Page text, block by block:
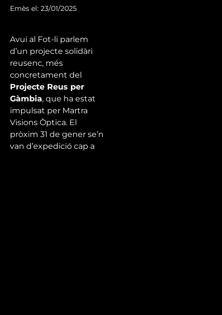
Emès el: 23/01/2025
Avui al Fot-li parlem
d’un projecte solidàri
reusenc, més
concretament del
Projecte Reus per
Gàmbia, que ha estat
impulsat per Martra
Visions Òptica. El
pròxim 31 de gener se’n
van d’expedició cap a